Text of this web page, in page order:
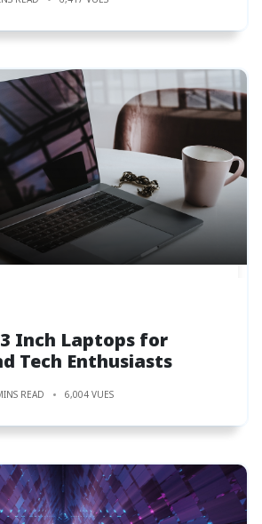
Inch Laptops for
Tech Enthusiasts
READ 6,004 VUES